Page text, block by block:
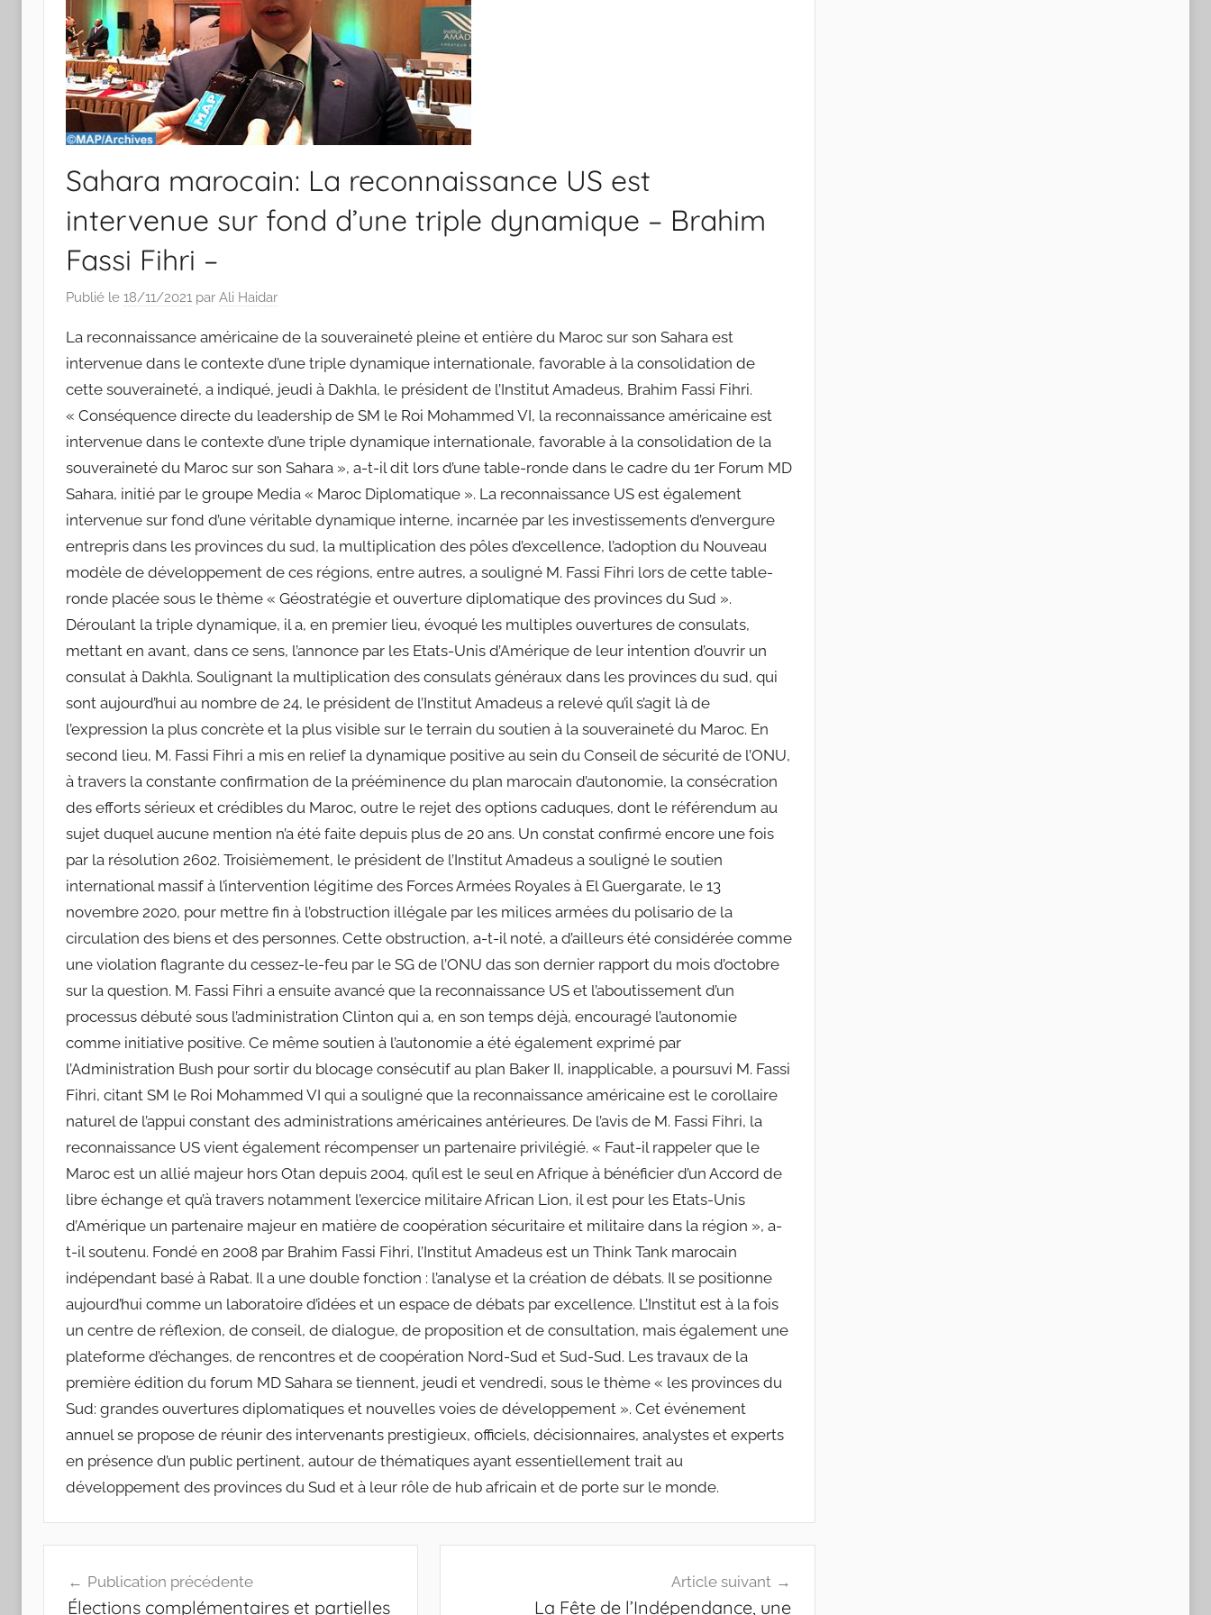
Sahara marocain: La reconnaissance US est
intervenue sur fond d’une triple dynamique – Brahim
Fassi Fihri –
Publié le 18/11/2021 par Ali Haidar
La reconnaissance américaine de la souveraineté pleine et entière du Maroc sur son Sahara est
intervenue dans le contexte d’une triple dynamique internationale, favorable à la consolidation de
cette souveraineté, a indiqué, jeudi à Dakhla, le président de l’Institut Amadeus, Brahim Fassi Fihri.
« Conséquence directe du leadership de SM le Roi Mohammed VI, la reconnaissance américaine est
intervenue dans le contexte d’une triple dynamique internationale, favorable à la consolidation de la
souveraineté du Maroc sur son Sahara », a-t-il dit lors d’une table-ronde dans le cadre du 1er Forum MD
Sahara, initié par le groupe Media « Maroc Diplomatique ». La reconnaissance US est également
intervenue sur fond d’une véritable dynamique interne, incarnée par les investissements d’envergure
entrepris dans les provinces du sud, la multiplication des pôles d’excellence, l’adoption du Nouveau
modèle de développement de ces régions, entre autres, a souligné M. Fassi Fihri lors de cette table-
ronde placée sous le thème « Géostratégie et ouverture diplomatique des provinces du Sud ».
Déroulant la triple dynamique, il a, en premier lieu, évoqué les multiples ouvertures de consulats,
mettant en avant, dans ce sens, l’annonce par les Etats-Unis d’Amérique de leur intention d’ouvrir un
consulat à Dakhla. Soulignant la multiplication des consulats généraux dans les provinces du sud, qui
sont aujourd’hui au nombre de 24, le président de l’Institut Amadeus a relevé qu’il s’agit là de
l’expression la plus concrète et la plus visible sur le terrain du soutien à la souveraineté du Maroc. En
second lieu, M. Fassi Fihri a mis en relief la dynamique positive au sein du Conseil de sécurité de l’ONU,
à travers la constante confirmation de la prééminence du plan marocain d’autonomie, la consécration
des efforts sérieux et crédibles du Maroc, outre le rejet des options caduques, dont le référendum au
sujet duquel aucune mention n’a été faite depuis plus de 20 ans. Un constat confirmé encore une fois
par la résolution 2602. Troisièmement, le président de l’Institut Amadeus a souligné le soutien
international massif à l’intervention légitime des Forces Armées Royales à El Guergarate, le 13
novembre 2020, pour mettre fin à l’obstruction illégale par les milices armées du polisario de la
circulation des biens et des personnes. Cette obstruction, a-t-il noté, a d’ailleurs été considérée comme
une violation flagrante du cessez-le-feu par le SG de l’ONU das son dernier rapport du mois d’octobre
sur la question. M. Fassi Fihri a ensuite avancé que la reconnaissance US et l’aboutissement d’un
processus débuté sous l’administration Clinton qui a, en son temps déjà, encouragé l’autonomie
comme initiative positive. Ce même soutien à l’autonomie a été également exprimé par
l’Administration Bush pour sortir du blocage consécutif au plan Baker II, inapplicable, a poursuvi M. Fassi
Fihri, citant SM le Roi Mohammed VI qui a souligné que la reconnaissance américaine est le corollaire
naturel de l’appui constant des administrations américaines antérieures. De l’avis de M. Fassi Fihri, la
reconnaissance US vient également récompenser un partenaire privilégié. « Faut-il rappeler que le
Maroc est un allié majeur hors Otan depuis 2004, qu’il est le seul en Afrique à bénéficier d’un Accord de
libre échange et qu’à travers notamment l’exercice militaire African Lion, il est pour les Etats-Unis
d’Amérique un partenaire majeur en matière de coopération sécuritaire et militaire dans la région », a-
t-il soutenu. Fondé en 2008 par Brahim Fassi Fihri, l’Institut Amadeus est un Think Tank marocain
indépendant basé à Rabat. Il a une double fonction : l’analyse et la création de débats. Il se positionne
aujourd’hui comme un laboratoire d’idées et un espace de débats par excellence. L’Institut est à la fois
un centre de réflexion, de conseil, de dialogue, de proposition et de consultation, mais également une
plateforme d’échanges, de rencontres et de coopération Nord-Sud et Sud-Sud. Les travaux de la
première édition du forum MD Sahara se tiennent, jeudi et vendredi, sous le thème « les provinces du
Sud: grandes ouvertures diplomatiques et nouvelles voies de développement ». Cet événement
annuel se propose de réunir des intervenants prestigieux, officiels, décisionnaires, analystes et experts
en présence d’un public pertinent, autour de thématiques ayant essentiellement trait au
développement des provinces du Sud et à leur rôle de hub africain et de porte sur le monde.
de
Publication précédente
Élections complémentaires et partielles
Article suivant
La Fête de l’Indépendance, une